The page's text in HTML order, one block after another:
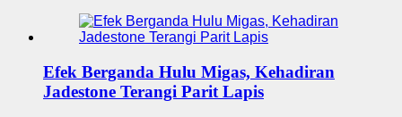
Efek Berganda Hulu Migas, Kehadiran
Jadestone Terangi Parit Lapis